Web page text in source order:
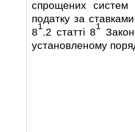
спрощених систем
податку за
81.2 статтi 81
установленому